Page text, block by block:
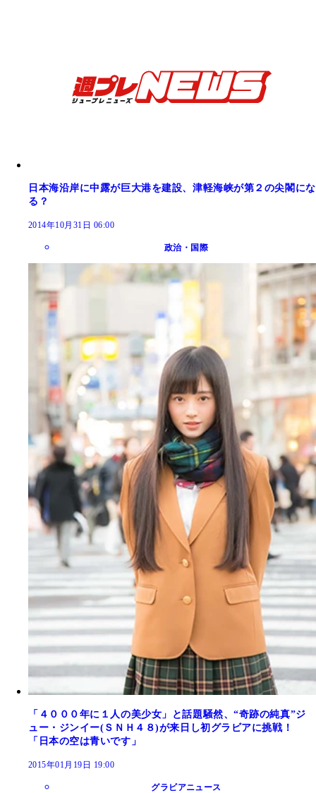
日本海沿岸に中露が巨大港を建設、津軽海峡が第２の尖閣にな
る？
2014年10月31日 06:00
政治・国際
「４０００年に１人の美少女」と話題騒然、“奇跡の純真”ジ
ュー・ジンイー(ＳＮＨ４８)が来日し初グラビアに挑戦！
「日本の空は青いです」
2015年01月19日 19:00
グラビアニュース